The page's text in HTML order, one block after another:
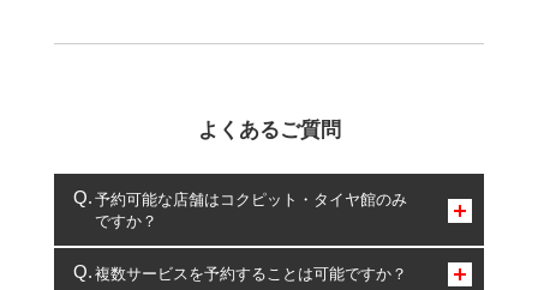
よくあるご質問
予約可能な店舗はコクピット・タイヤ館のみ
ですか？
コクピット・タイヤ館のみとなります。
複数サービスを予約することは可能ですか？